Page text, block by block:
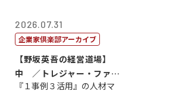
2026.07.31
企業家倶楽部アーカイブ
【野坂英吾の経営道場】
中 ／トレジャー・ファク
トリー社長野坂...
『１事例３活用』の人材マ